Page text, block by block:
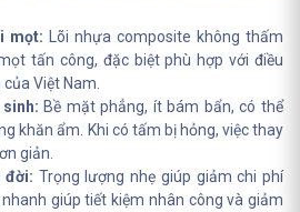
mọt: Lõi nhựa composite không thấm
tấn công, đặc biệt phù hợp với điều
Việt Nam.
Bề mặt phẳng, ít bám bẩn, có thể
khăn ẩm. Khi có tấm bị hỏng, việc thay
giản.
đời: Trọng lượng nhẹ giúp giảm chi phí
giúp tiết kiệm nhân công và giảm